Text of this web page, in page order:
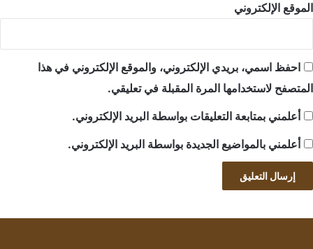
الموقع الإلكتروني
احفظ اسمي، بريدي الإلكتروني، والموقع الإلكتروني في هذا
المتصفح لاستخدامها المرة المقبلة في تعليقي.
أعلمني بمتابعة التعليقات بواسطة البريد الإلكتروني.
أعلمني بالمواضيع الجديدة بواسطة البريد الإلكتروني.